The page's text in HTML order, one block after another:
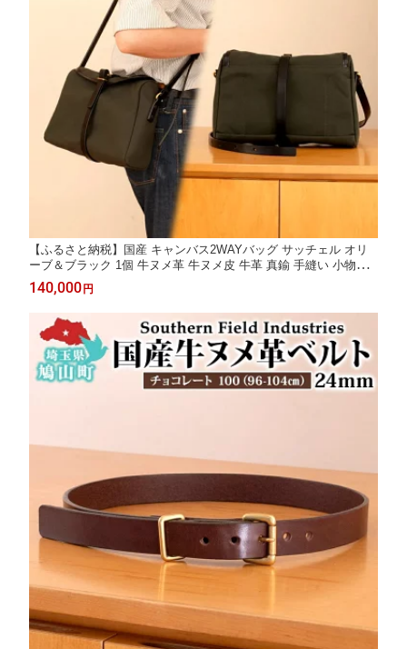
【ふるさと納税】国産 キャンバス2WAYバッグ サッチェル オリ
ーブ＆ブラック 1個 牛ヌメ革 牛ヌメ皮 牛革 真鍮 手縫い 小物入
れ ハンドバッグ ショルダーバッグ オリジナル レザー シンプル
ハンドメイド 日本製 ギフト 贈り物 送料無料 埼玉県 鳩山町
140,000 円